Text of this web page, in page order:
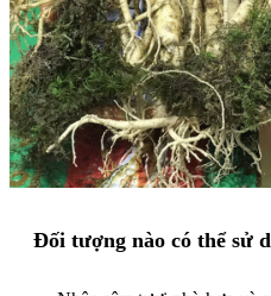
Đối tượng nào có thể sử